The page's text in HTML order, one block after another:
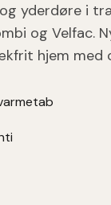
yderdøre i
og Velfac.
hjem med